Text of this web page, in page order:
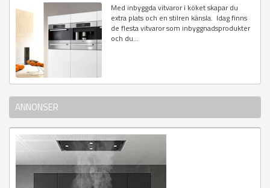
Med inbyggda vitvaror i köket skapar du
extra plats och en stilren känsla. Idag finns
de flesta vitvaror som inbyggnadsprodukter
och du...
ANNONSER